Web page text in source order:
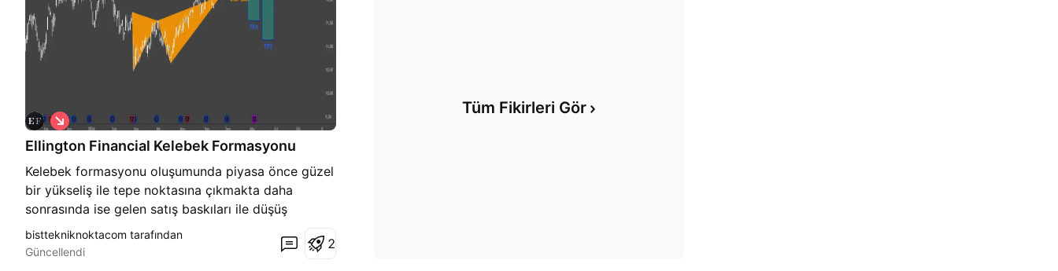
Ellington Financial Kelebek Formasyonu
Kelebek formasyonu oluşumunda piyasa önce güzel
bir yükseliş ile tepe noktasına çıkmakta daha
sonrasında ise gelen satış baskıları ile düşüş
eğilimine girmektedir. Düşüşten sonra küçük bir
yükseliş gerçekleştiren piyasa bir süre sonra
S
a
t
ş
bisttekniknoktacom tarafından
Güncellendi
2
Tüm Fikirleri Gör